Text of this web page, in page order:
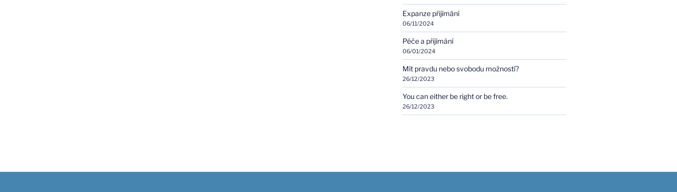
Expanze přijímání
06/11/2024
Péče a přijímání
06/01/2024
Mít pravdu nebo svobodu možností?
26/12/2023
You can either be right or be free.
26/12/2023